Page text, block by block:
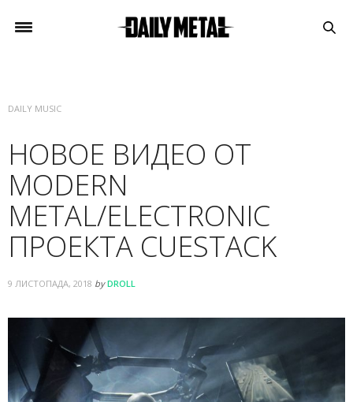
DAILY MUSIC
НОВОЕ ВИДЕО ОТ
MODERN
METAL/ELECTRONIC
ПРОЕКТА CUESTACK
9 ЛИСТОПАДА, 2018 by DROLL